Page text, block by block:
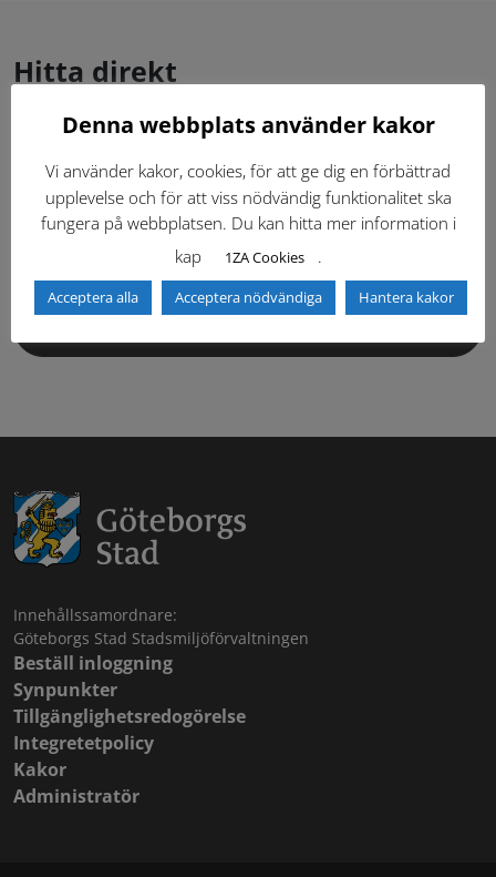
Hitta direkt
Gällande standardritningar (Dwg och pdf)
Dokumentbibliotek Kontaktlista
Tidigare versioner
Innehållssamordnare:
Göteborgs Stad Stadsmiljöförvaltningen
Beställ inloggning
Synpunkter
Tillgänglighetsredogörelse
Integretetpolicy
Kakor
Administratör
Denna webbplats använder kakor
Vi använder kakor, cookies, för att ge dig en förbättrad
upplevelse och för att viss nödvändig funktionalitet ska
fungera på webbplatsen. Du kan hitta mer information i
kap
1ZA Cookies .
Acceptera alla Acceptera nödvändiga Hantera kakor